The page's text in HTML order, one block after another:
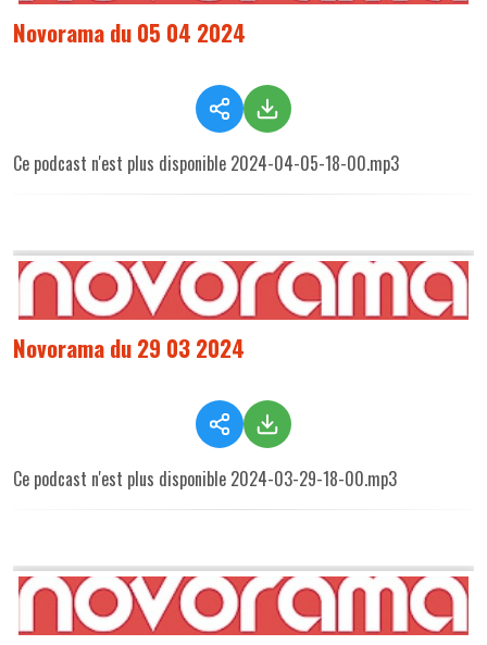
Novorama du 05 04 2024
Ce podcast n'est plus disponible 2024-04-05-18-00.mp3
Novorama du 29 03 2024
Ce podcast n'est plus disponible 2024-03-29-18-00.mp3